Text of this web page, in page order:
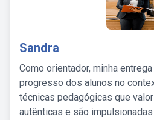
Sandra
Como orientador, minha
progresso dos alunos no
técnicas pedagógicas que
autênticas e são